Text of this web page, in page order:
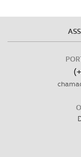
disponibilizados.
Consulte a